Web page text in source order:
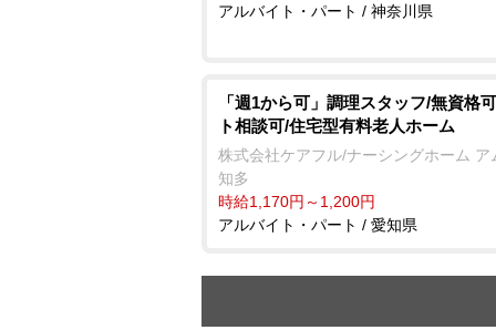
アルバイト・パート / 神奈川県
「週1から可」調理スタッフ/無資格
ト相談可/住宅型有料老人ホーム
株式会社ケアフル/ナーシングホーム ア
知多
時給1,170円～1,200円
アルバイト・パート / 愛知県